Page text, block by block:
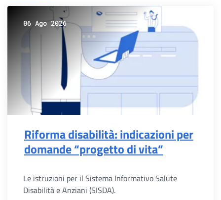
06 Ago 2026
Riforma disabilità: indicazioni per
domande “progetto di vita”
Le istruzioni per il Sistema Informativo Salute
Disabilità e Anziani (SISDA).